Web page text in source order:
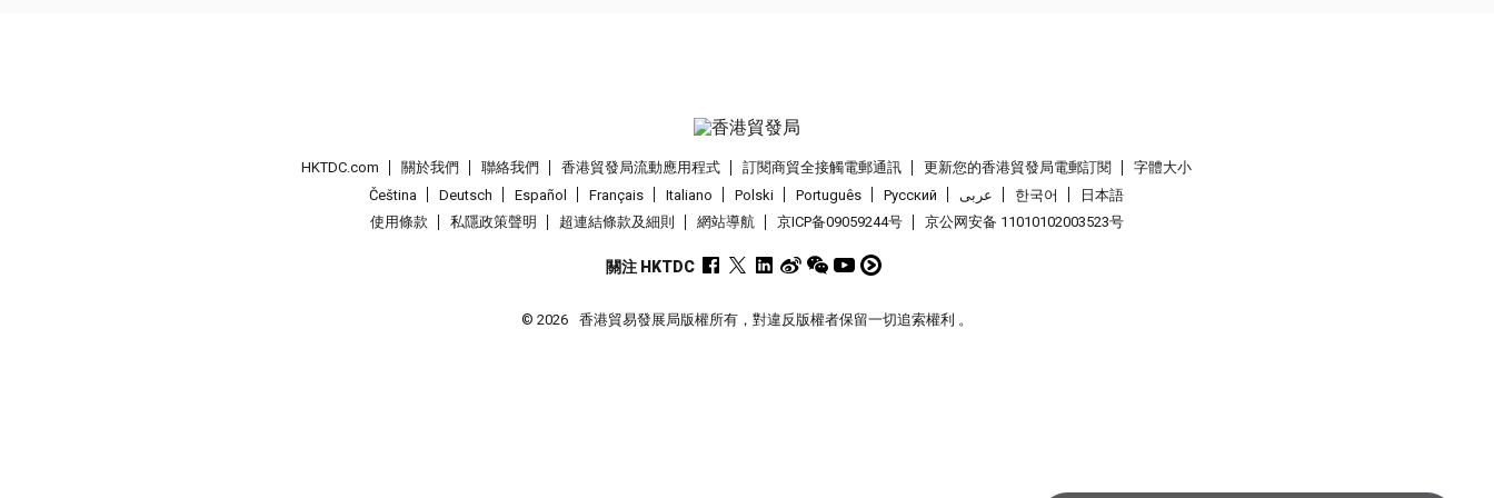
HKTDC.com 關於我們 聯絡我們 香港貿發局流動應用程式 訂閱商貿全接觸電郵通訊 更新您的香港貿發局電郵訂閱
字體大小
Čeština
Deutsch Español Français Italiano Polski Português Pусский عربى 한국어
日本語
使用條款
私隱政策聲明 超連結條款及細則 網站導航 京ICP备09059244号 京公网安备 11010102003523号
關注 HKTDC
© 2026 香港貿易發展局版權所有，對違反版權者保留一切追索權利 。